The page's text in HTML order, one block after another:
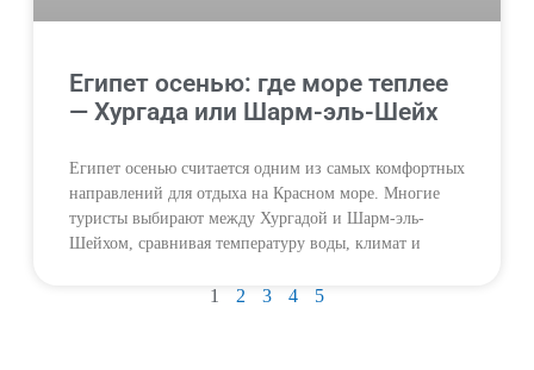
Египет осенью: где море теплее
— Хургада или Шарм-эль-Шейх
Египет осенью считается одним из самых комфортных
направлений для отдыха на Красном море. Многие
туристы выбирают между Хургадой и Шарм-эль-
Шейхом, сравнивая температуру воды, климат и
1 2 3 4 5